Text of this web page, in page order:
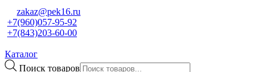
zakaz@pek16.ru
+7(960)057-95-92
+7(843)203-60-00
Каталог
Поиск товаров